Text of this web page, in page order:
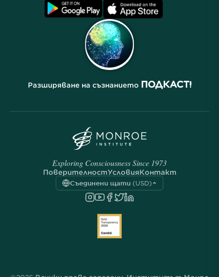
Разширяване на съзнанието ПОДКАСТ!
Exploring Consciousness Since 1973
ПоверителностУсловияКонтакт
Съединени щати (USD)